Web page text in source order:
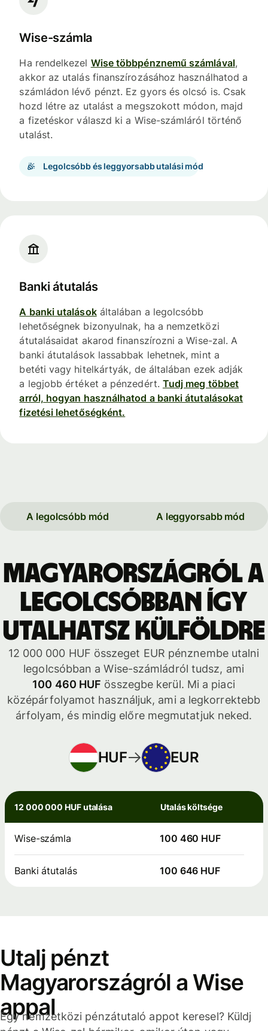
Wise-számla
Ha rendelkezel Wise többpénznemű számlával,
akkor az utalás finanszírozásához használhatod a
számládon lévő pénzt. Ez gyors és olcsó is. Csak
hozd létre az utalást a megszokott módon, majd
a fizetéskor válaszd ki a Wise-számláról történő
utalást.
Legolcsóbb és leggyorsabb utalási mód
Banki átutalás
A banki utalásokáltalában a legolcsóbb
lehetőségnek bizonyulnak, ha a nemzetközi
átutalásaidat akarod finanszírozni a Wise-zal. A
banki átutalások lassabbak lehetnek, mint a
betéti vagy hitelkártyák, de általában ezek adják
a legjobb értéket a pénzedért. Tudj meg többet
arról, hogyan használhatod a banki átutalásokat
fizetési lehetőségként.
A legolcsóbb mód A leggyorsabb mód
Magyarországról a
legolcsóbban így
utalhatsz külföldre
12 000 000 HUF összeget EUR pénznembe utalni
legolcsóbban a Wise-számládról tudsz, ami
100 460 HUF összegbe kerül. Mi a piaci
középárfolyamot használjuk, ami a legkorrektebb
árfolyam, és mindig előre megmutatjuk neked.
HUF EUR
12 000 000 HUF utalása Utalás költsége
Wise-számla 100 460 HUF
Banki átutalás 100 646 HUF
Utalj pénzt
Magyarországról a Wise
appal
Egy nemzetközi pénzátutaló appot keresel? Küldj